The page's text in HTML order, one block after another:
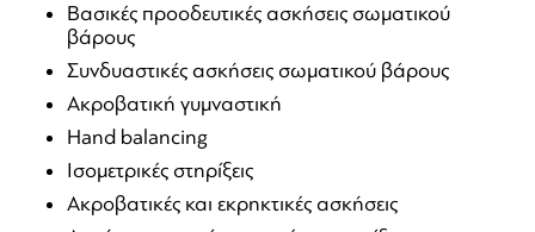
Βασικές προοδευτικές ασκήσεις σωματικού
βάρους
Συνδυαστικές ασκήσεις σωματικού βάρους
Ακροβατική γυμναστική
Hand balancing
Ισομετρικές στηρίξεις
Ακροβατικές και εκρηκτικές ασκήσεις